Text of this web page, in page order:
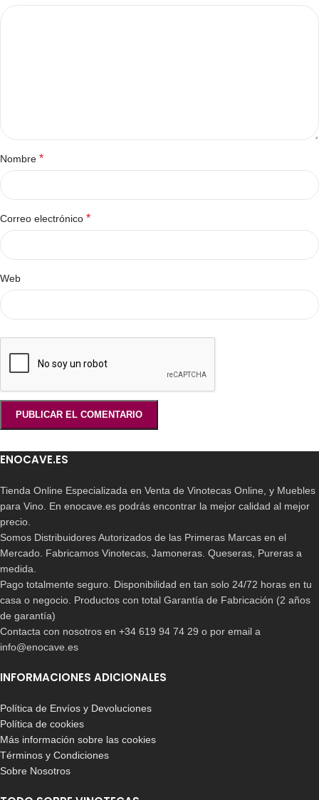
Nombre *
Correo electrónico *
Web
ENOCAVE.ES
Tienda Online Especializada en Venta de Vinotecas Online, y Muebles
para Vino. En enocave.es podrás encontrar la mejor calidad al mejor
precio.
Somos Distribuidores Autorizados de las Primeras Marcas en el
Mercado. Fabricamos Vinotecas, Jamoneras. Queseras, Pureras a
medida.
Pago totalmente seguro. Disponibilidad en tan solo 24/72 horas en tu
casa o negocio. Productos con total Garantía de Fabricación (2 años
de garantía)
Contacta con nosotros en +34 619 94 74 29 o por email a
info@enocave.es
INFORMACIONES ADICIONALES
Política de Envíos y Devoluciones
Política de cookies
Más información sobre las cookies
Términos y Condiciones
Sobre Nosotros